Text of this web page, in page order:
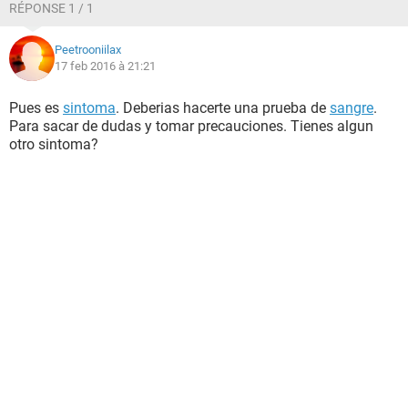
RÉPONSE 1 / 1
Peetrooniilax
17 feb 2016 à 21:21
Pues es sintoma. Deberias hacerte una prueba de sangre.
Para sacar de dudas y tomar precauciones. Tienes algun
otro sintoma?